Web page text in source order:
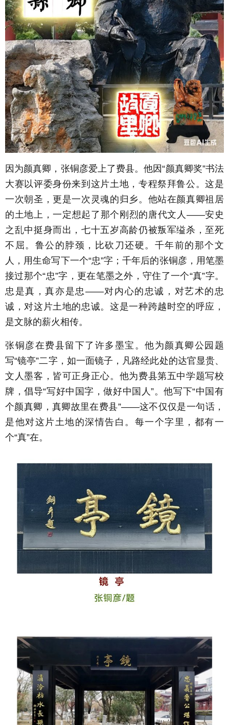
因为颜真卿，张铜彦爱上了费县。他因“颜真卿奖”书法
大赛以评委身份来到这片土地，专程祭拜鲁公。这是
一次朝圣，更是一次灵魂的归乡。他站在颜真卿祖居
的土地上，一定想起了那个刚烈的唐代文人——安史
之乱中挺身而出，七十五岁高龄仍被叛军缢杀，至死
不屈。鲁公的脖颈，比砍刀还硬。千年前的那个文
人，用生命写下一个“忠”字；千年后的张铜彦，用笔墨
接过那个“忠”字，更在笔墨之外，守住了一个“真”字。
忠是真，真亦是忠——对内心的忠诚，对艺术的忠
诚，对这片土地的忠诚。这是一种跨越时空的呼应，
是文脉的薪火相传。
张铜彦在费县留下了许多墨宝。他为颜真卿公园题
写“镜亭”二字，如一面镜子，凡路经此处的达官显贵、
文人墨客，皆可正身正心。他为费县第五中学题写校
牌，倡导“写好中国字，做好中国人”。他写下“中国有
个颜真卿，真卿故里在费县”——这不仅仅是一句话，
是他对这片土地的深情告白。每一个字里，都有一
个“真”在。